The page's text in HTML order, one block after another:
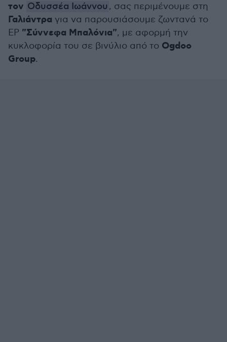
τον Οδυσσέα Ιωάννου , σας περιμένουμε στη
Γαλιάντρα για να παρουσιάσουμε ζωντανά το
EP "Σύννεφα Μπαλόνια", με αφορμή την
κυκλοφορία του σε βινύλιο από το Ogdoo
Group.